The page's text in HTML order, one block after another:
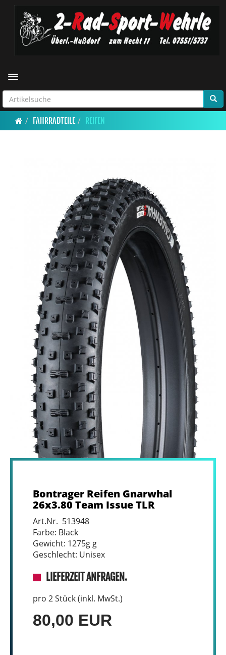
Toggle navigation
FAHRRADTEILE REIFEN
Bontrager Reifen Gnarwhal
26x3.80 Team Issue TLR
Art.Nr. 513948
Farbe: Black
Gewicht: 1275g g
Geschlecht: Unisex
LIEFERZEIT ANFRAGEN.
pro 2 Stück (inkl. MwSt.)
80,00 EUR